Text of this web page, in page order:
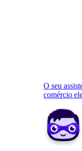
O seu
comércio